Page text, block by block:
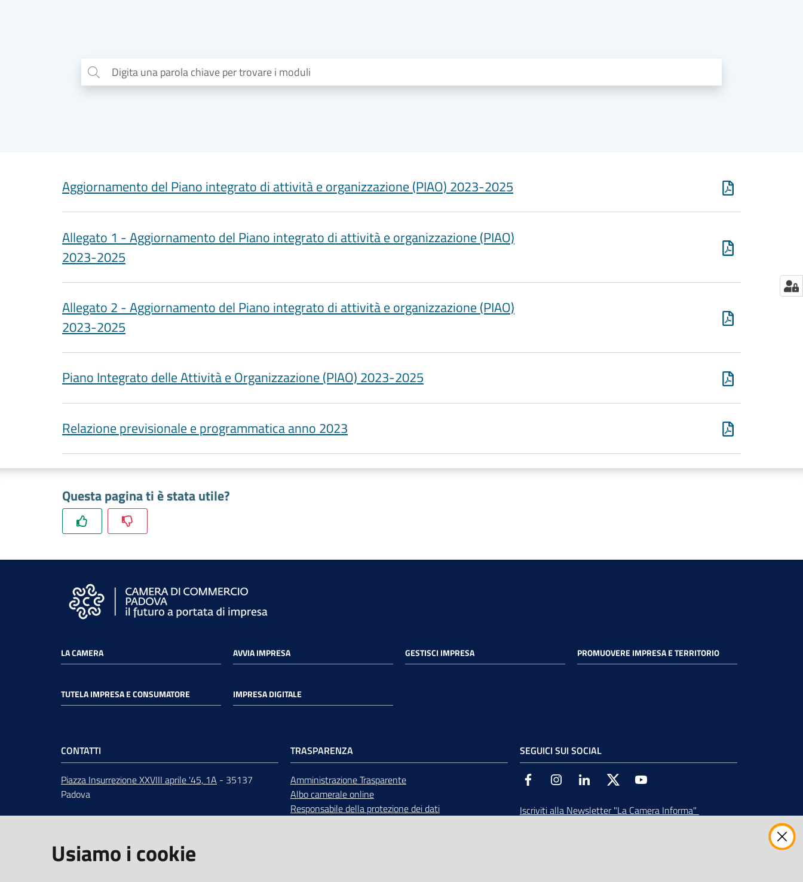
Digita una parola chiave per trovare i moduli
Aggiornamento del Piano integrato di attività e organizzazione (PIAO) 2023-2025
Allegato 1 - Aggiornamento del Piano integrato di attività e organizzazione (PIAO)
2023-2025
Allegato 2 - Aggiornamento del Piano integrato di attività e organizzazione (PIAO)
2023-2025
Piano Integrato delle Attività e Organizzazione (PIAO) 2023-2025
Relazione previsionale e programmatica anno 2023
Questa pagina ti è stata utile?
LA CAMERA AVVIA IMPRESA GESTISCI IMPRESA PROMUOVERE IMPRESA E TERRITORIO
TUTELA IMPRESA E CONSUMATORE IMPRESA DIGITALE
CONTATTI
Piazza Insurrezione XXVIII aprile '45, 1A - 35137
Padova
ORARIdal lunedì al venerdì 9:00 - 12:30
URP-Ufficio relazioni con il pubblico
PEC:cciaa@pd.legalmail.camcom.it
TRASPARENZA
Amministrazione Trasparente
Albo camerale online
Responsabile della protezione dei dati
SEGUICI SUI SOCIAL
Facebook InstagramLinkedin Twitter
Iscriviti alla Newsletter "La Camera Informa"
Usiamo i cookie